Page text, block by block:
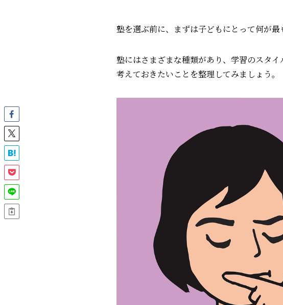
塾を選ぶ前に、まずは子どもにとって何が最
塾にはさまざまな種類があり、学習のスタ
考えておきたいことを整理してみましょう。